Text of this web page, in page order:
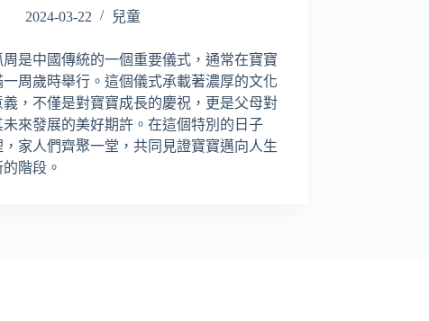
2024-03-22 兒童
周是中國傳統的一個重要儀式，通常在寶寶
一周歲時舉行。這個儀式承載著濃厚的文化
義，不僅是對寶寶成長的慶祝，更是父母對
未來發展的美好期許。在這個特別的日子
，家人們齊聚一堂，共同見證寶寶邁向人生
的階段。